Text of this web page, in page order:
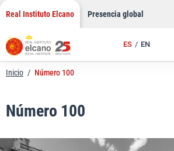
Saltar
contenido
Real Instituto Elcano Presencia global
ES EN
Inicio / Número 100
Número 100